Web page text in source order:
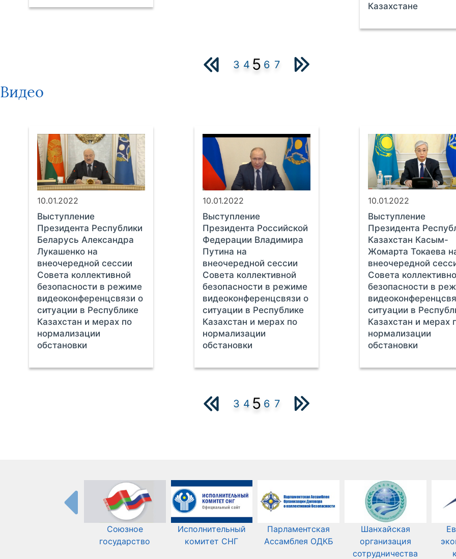
Казахстане
3 4 5 6 7
Видео
10.01.2022
Выступление
Президента Республики
Беларусь Александра
Лукашенко на
внеочередной сессии
Совета коллективной
безопасности в режиме
видеоконференцсвязи о
ситуации в Республике
Казахстан и мерах по
нормализации
обстановки
10.01.2022
Выступление
Президента Российской
Федерации Владимира
Путина на
внеочередной сессии
Совета коллективной
безопасности в режиме
видеоконференцсвязи о
ситуации в Республике
Казахстан и мерах по
нормализации
обстановки
10.01.2022
Выступление
Президента
Казахстан Касым-
Жомарта Токаева
внеочередной
Совета
безопасности в
ситуации в
Казахстан и мерах
нормализации
обстановки
3 4 5 6 7
Союзное
государство
Исполнительный
комитет СНГ
Парламентская
Ассамблея ОДКБ
Шанхайская
организация
сотрудничества